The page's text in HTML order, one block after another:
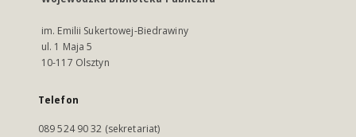
im. Emilii Sukertowej-Biedrawiny
ul. 1 Maja 5
10-117 Olsztyn
Telefon
089 524 90 32 (sekretariat)